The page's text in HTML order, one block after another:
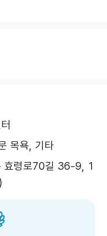
목욕, 기타
효령로70길 36-9, 1